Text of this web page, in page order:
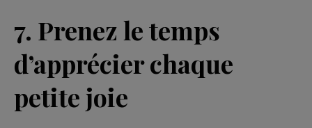
7. Prenez le temps
d’apprécier chaque
petite joie